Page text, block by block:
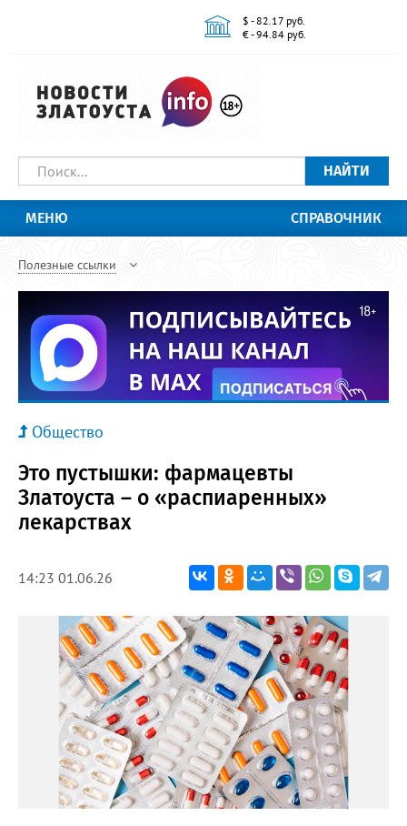
$ - 82.17 руб.
€ - 94.84 руб.
НАЙТИ
МЕНЮ СПРАВОЧНИК
Полезные ссылки
Общество
Это пустышки: фармацевты
Златоуста – о «распиаренных»
лекарствах
14:23 01.06.26